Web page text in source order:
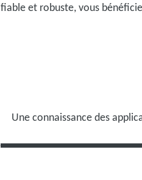
fiable et robuste, vous
Une connaissance des